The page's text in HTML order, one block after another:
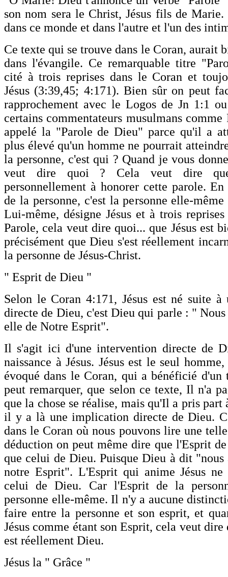
son nom sera le Christ, Jésus fils de
dans ce monde et dans l'autre et l'un des
Ce texte qui se trouve dans le Coran, aurait
dans l'évangile. Ce remarquable titre
cité à trois reprises dans le Coran et
Jésus (3:39,45; 4:171). Bien sûr on peut
rapprochement avec le Logos de Jn 1:1
certains commentateurs musulmans comme
appelé la "Parole de Dieu" parce qu'il a
plus élevé qu'un homme ne pourrait
la personne, c'est qui ? Quand je vous
veut dire quoi ? Cela veut dire
personnellement à honorer cette parole.
de la personne, c'est la personne elle-
Lui-même, désigne Jésus et à trois
Parole, cela veut dire quoi... que Jésus est
précisément que Dieu s'est réellement
la personne de Jésus-Christ.
" Esprit de Dieu "
Selon le Coran 4:171, Jésus est né suite à
directe de Dieu, c'est Dieu qui parle : "
elle de Notre Esprit".
Il s'agit ici d'une intervention directe de
naissance à Jésus. Jésus est le seul
évoqué dans le Coran, qui a bénéficié
peut remarquer, que selon ce texte, Il n'a
que la chose se réalise, mais qu'Il a pris part
il y a là une implication directe de Dieu.
dans le Coran où nous pouvons lire une
déduction on peut même dire que l'Esprit de
que celui de Dieu. Puisque Dieu à dit "nous
notre Esprit". L'Esprit qui anime Jésus ne
celui de Dieu. Car l'Esprit de la
personne elle-même. Il n'y a aucune
faire entre la personne et son esprit, et
Jésus comme étant son Esprit, cela veut dire
est réellement Dieu.
Jésus la " Grâce "